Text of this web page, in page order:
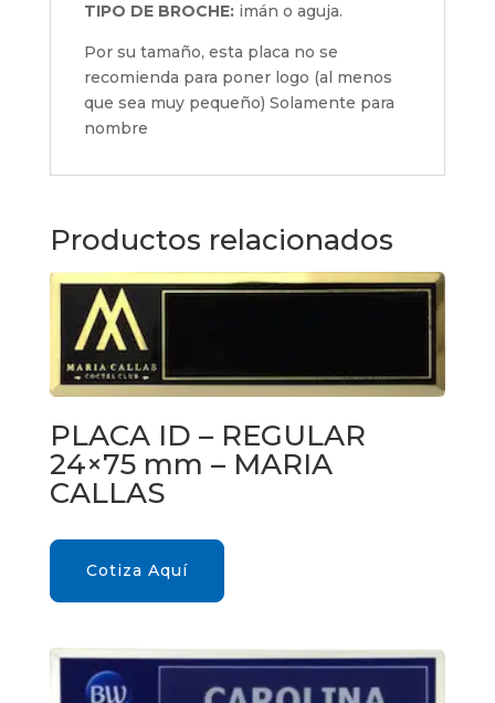
TIPO DE BROCHE:imán o aguja.
Por su tamaño, esta placa no se
recomienda para poner logo (al menos
que sea muy pequeño) Solamente para
nombre
Productos relacionados
PLACA ID – REGULAR
24×75 mm – MARIA
CALLAS
Cotiza Aquí